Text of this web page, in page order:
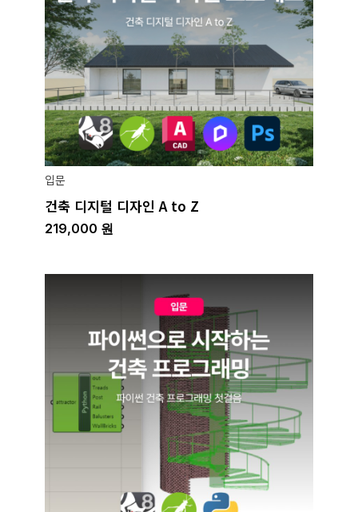
입문
건축 디지털 디자인 A to Z
219,000 원